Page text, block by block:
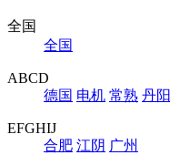
全国
全国
ABCD
德国 电机 常熟 丹阳
EFGHIJ
合肥 江阴 广州